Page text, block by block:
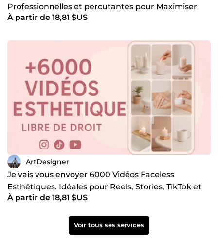
Professionnelles et percutantes pour Maximiser
Votre Engagement
À partir de 18,81 $US
ArtDesigner
Je vais vous envoyer 6000 Vidéos Faceless
Esthétiques. Idéales pour Reels, Stories, TikTok et
Pinterest
À partir de 18,81 $US
Voir tous ses services